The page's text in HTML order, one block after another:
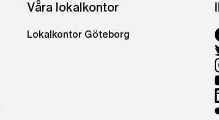
Våra lokalkontor
Lokalkontor Göteborg